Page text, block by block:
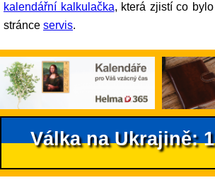
kalendářní kalkulačka, která zjistí co
stránce servis.
Válka na Ukrajině: